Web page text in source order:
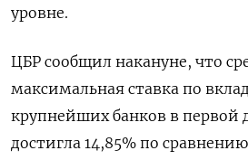
уровне.
ЦБР сообщил накануне, что
максимальная ставка по
крупнейших банков в первой
достигла 14,85% по